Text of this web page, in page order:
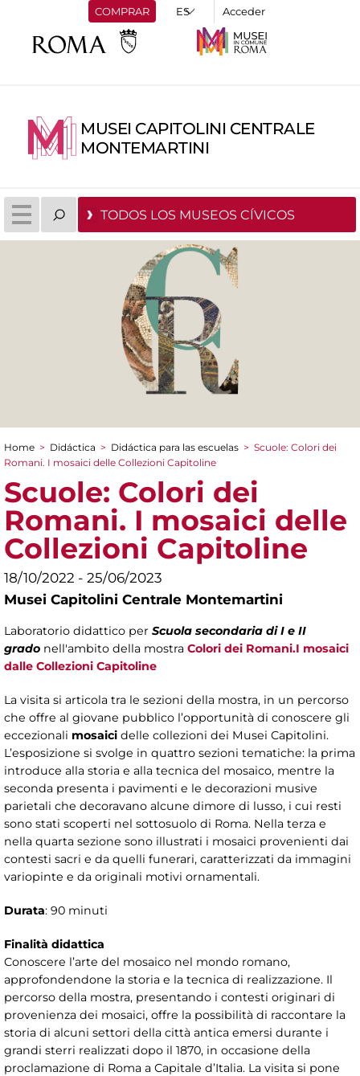
COMPRAR Acceder
MUSEI CAPITOLINI CENTRALE
MONTEMARTINI
TODOS LOS MUSEOS CÍVICOS
You are here
Home > Didáctica > Didáctica para las escuelas > Scuole: Colori dei
Romani. I mosaici delle Collezioni Capitoline
Scuole: Colori dei
Romani. I mosaici delle
Collezioni Capitoline
18/10/2022 - 25/06/2023
Musei Capitolini Centrale Montemartini
Laboratorio didattico per Scuola secondaria di I e II
grado nell'ambito della mostra Colori dei Romani.I mosaici
dalle Collezioni Capitoline
La visita si articola tra le sezioni della mostra, in un percorso
che offre al giovane pubblico l’opportunità di conoscere gli
eccezionali mosaici delle collezioni dei Musei Capitolini.
L’esposizione si svolge in quattro sezioni tematiche: la prima
introduce alla storia e alla tecnica del mosaico, mentre la
seconda presenta i pavimenti e le decorazioni musive
parietali che decoravano alcune dimore di lusso, i cui resti
sono stati scoperti nel sottosuolo di Roma. Nella terza e
nella quarta sezione sono illustrati i mosaici provenienti dai
contesti sacri e da quelli funerari, caratterizzati da immagini
variopinte e da originali motivi ornamentali.
Durata: 90 minuti
Finalità didattica
Conoscere l’arte del mosaico nel mondo romano,
approfondendone la storia e la tecnica di realizzazione. Il
percorso della mostra, presentando i contesti originari di
provenienza dei mosaici, offre la possibilità di raccontare la
storia di alcuni settori della città antica emersi durante i
grandi sterri realizzati dopo il 1870, in occasione della
proclamazione di Roma a Capitale d’Italia. La visita si pone